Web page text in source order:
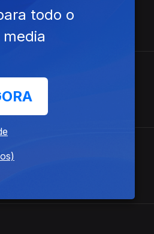
ir.
todo o